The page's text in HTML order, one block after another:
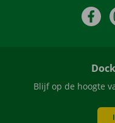
Blijf op de hoogte